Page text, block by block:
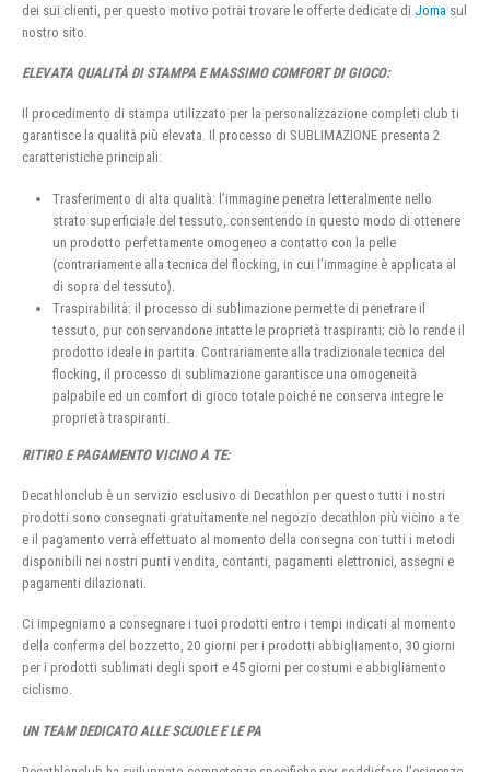
dei sui clienti, per questo motivo potrai trovare le offerte dedicate di Joma sul
nostro sito.
ELEVATA QUALITÀ DI STAMPA E MASSIMO COMFORT DI GIOCO:
Il procedimento di stampa utilizzato per la personalizzazione completi club ti
garantisce la qualità più elevata. Il processo di SUBLIMAZIONE presenta 2
caratteristiche principali:
Trasferimento di alta qualità: l’immagine penetra letteralmente nello
strato superficiale del tessuto, consentendo in questo modo di ottenere
un prodotto perfettamente omogeneo a contatto con la pelle
(contrariamente alla tecnica del flocking, in cui l’immagine è applicata al
di sopra del tessuto).
Traspirabilità: il processo di sublimazione permette di penetrare il
tessuto, pur conservandone intatte le proprietà traspiranti; ciò lo rende il
prodotto ideale in partita. Contrariamente alla tradizionale tecnica del
flocking, il processo di sublimazione garantisce una omogeneità
palpabile ed un comfort di gioco totale poiché ne conserva integre le
proprietà traspiranti.
RITIRO E PAGAMENTO VICINO A TE:
Decathlonclub è un servizio esclusivo di Decathlon per questo tutti i nostri
prodotti sono consegnati gratuitamente nel negozio decathlon più vicino a te
e il pagamento verrà effettuato al momento della consegna con tutti i metodi
disponibili nei nostri punti vendita, contanti, pagamenti elettronici, assegni e
pagamenti dilazionati.
Ci impegniamo a consegnare i tuoi prodotti entro i tempi indicati al momento
della conferma del bozzetto, 20 giorni per i prodotti abbigliamento, 30 giorni
per i prodotti sublimati degli sport e 45 giorni per costumi e abbigliamento
ciclismo.
UN TEAM DEDICATO ALLE SCUOLE E LE PA